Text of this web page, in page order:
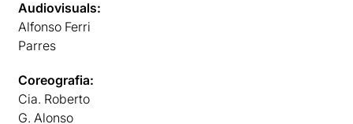
Audiovisuals:
Alfonso Ferri
Parres
Coreografia:
Cia. Roberto
G. Alonso